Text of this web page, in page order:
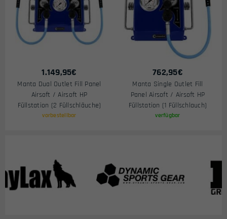
1.149,95€
Manta Dual Outlet Fill Panel
Airsoft / Airsoft HP
Füllstation (2 Füllschläuche)
vorbestellbar
762,95€
Manta Single Outlet Fill
Panel Airsoft / Airsoft HP
Füllstation (1 Füllschlauch)
verfügbar